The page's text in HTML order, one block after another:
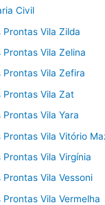
Civil
Prontas Vila Zilda
Prontas Vila Zelina
Prontas Vila Zefira
Prontas Vila Zat
Vila Yara
Prontas Vila Vitório
Prontas Vila Virgínia
Vila Vessoni
Vila Vermelha